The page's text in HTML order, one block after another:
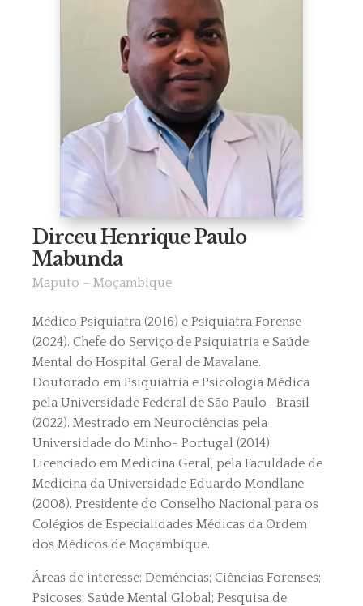
Dirceu Henrique Paulo
Mabunda
Maputo – Moçambique
Médico Psiquiatra (2016) e Psiquiatra Forense
(2024). Chefe do Serviço de Psiquiatria e Saúde
Mental do Hospital Geral de Mavalane.
Doutorado em Psiquiatria e Psicologia Médica
pela Universidade Federal de São Paulo- Brasil
(2022). Mestrado em Neurociências pela
Universidade do Minho- Portugal (2014).
Licenciado em Medicina Geral, pela Faculdade de
Medicina da Universidade Eduardo Mondlane
(2008). Presidente do Conselho Nacional para os
Colégios de Especialidades Médicas da Ordem
dos Médicos de Moçambique.
Áreas de interesse: Demências; Ciências Forenses;
Psicoses; Saúde Mental Global; Pesquisa de